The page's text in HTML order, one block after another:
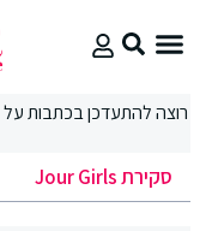
רוצה להתעדכן בכתבות על
סקירת Jour Girls